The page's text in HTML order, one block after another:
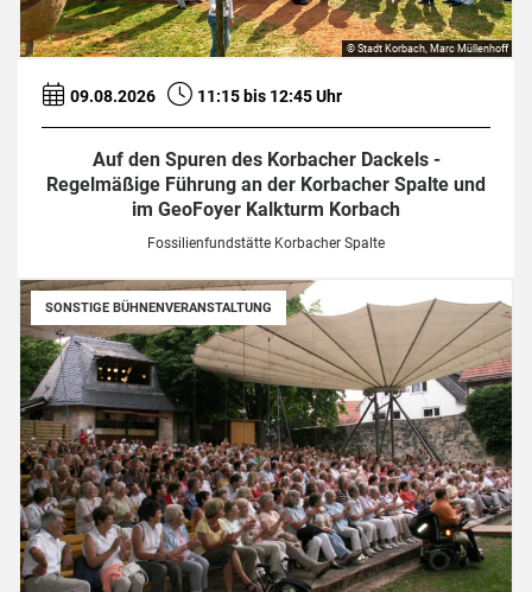
09.08.2026 11:15 bis 12:45 Uhr
Auf den Spuren des Korbacher Dackels -
Regelmäßige Führung an der Korbacher Spalte und
im GeoFoyer Kalkturm Korbach
Fossilienfundstätte Korbacher Spalte
© Stadt Korbach, Marc Müllenhoff
SONSTIGE BÜHNENVERANSTALTUNG